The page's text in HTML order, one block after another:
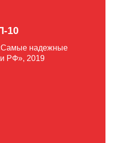
10
надежные
РФ», 2019